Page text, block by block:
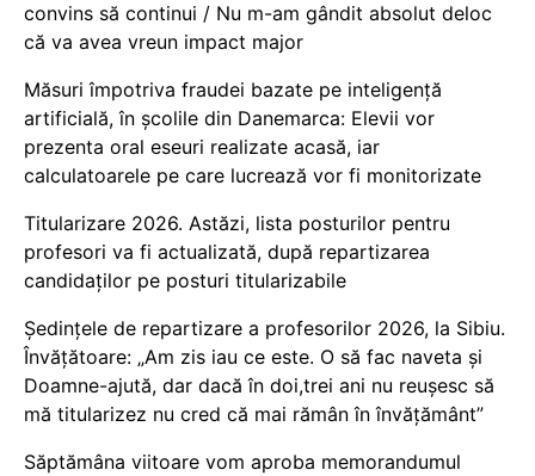
convins să continui / Nu m-am gândit absolut deloc
că va avea vreun impact major
Măsuri împotriva fraudei bazate pe inteligență
artificială, în școlile din Danemarca: Elevii vor
prezenta oral eseuri realizate acasă, iar
calculatoarele pe care lucrează vor fi monitorizate
Titularizare 2026. Astăzi, lista posturilor pentru
profesori va fi actualizată, după repartizarea
candidaților pe posturi titularizabile
Ședințele de repartizare a profesorilor 2026, la Sibiu.
Învățătoare: „Am zis iau ce este. O să fac naveta și
Doamne-ajută, dar dacă în doi,trei ani nu reușesc să
mă titularizez nu cred că mai rămân în învățământ”
Săptămâna viitoare vom aproba memorandumul